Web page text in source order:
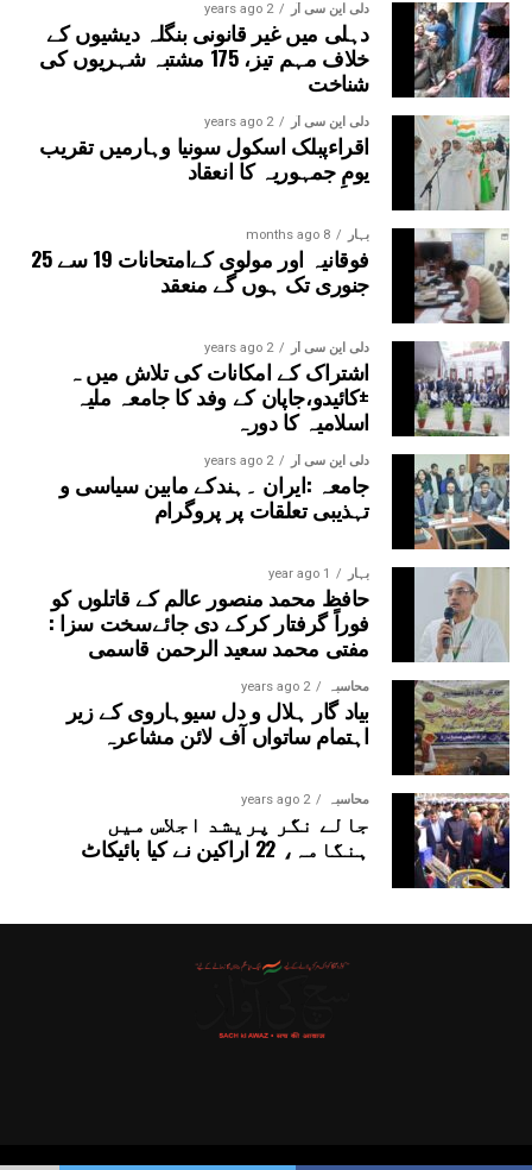
دلی این سی آر 2 years ago
دہلی میں غیر قانونی بنگلہ دیشیوں کے
خلاف مہم تیز، 175 مشتبہ شہریوں کی
شناخت
دلی این سی آر 2 years ago
اقراءپبلک اسکول سونیا وہارمیں تقریب
یومِ جمہوریہ کا انعقاد
بہار 8 months ago
فوقانیہ اور مولوی کےامتحانات 19 سے 25
جنوری تک ہوں گے منعقد
دلی این سی آر 2 years ago
اشتراک کے امکانات کی تلاش میں ہ
±کائیدو،جاپان کے وفد کا جامعہ ملیہ
اسلامیہ کا دورہ
دلی این سی آر 2 years ago
جامعہ :ایران ۔ہندکے مابین سیاسی و
تہذیبی تعلقات پر پروگرام
بہار 1 year ago
حافظ محمد منصور عالم کے قاتلوں کو
فوراً گرفتار کرکے دی جائےسخت سزا :
مفتی محمد سعید الرحمن قاسمی
محاسبہ 2 years ago
بیاد گار ہلال و دل سیوہاروی کے زیر
اہتمام ساتواں آف لائن مشاعرہ
محاسبہ 2 years ago
جالے نگر پریشد اجلاس میں
ہنگامہ، 22 اراکین نے کیا بائیکاٹ